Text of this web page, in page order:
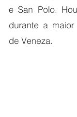
e San Polo.
durante a
de Veneza.